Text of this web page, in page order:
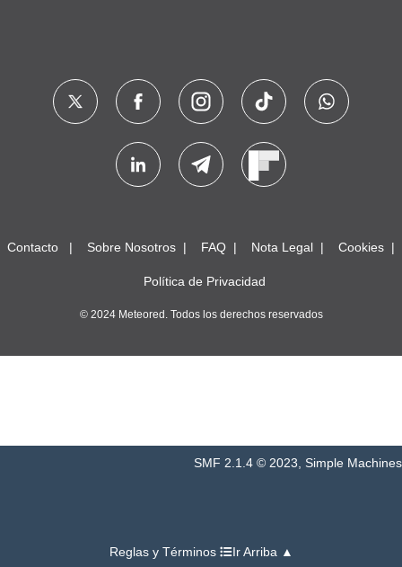
Contacto Sobre Nosotros FAQ Nota Legal Cookies
Política de Privacidad
© 2024 Meteored. Todos los derechos reservados
SMF 2.1.4 © 2023, Simple Machines
Reglas y Términos Ir Arriba ▲